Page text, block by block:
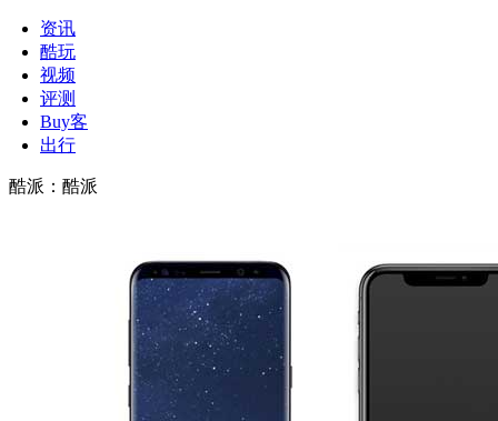
资讯
酷玩
视频
评测
Buy客
出行
酷派 ： 酷派